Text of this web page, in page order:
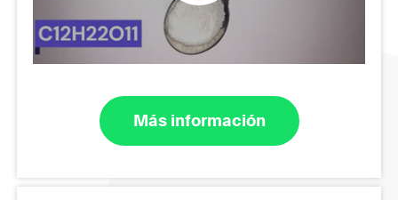
Más información